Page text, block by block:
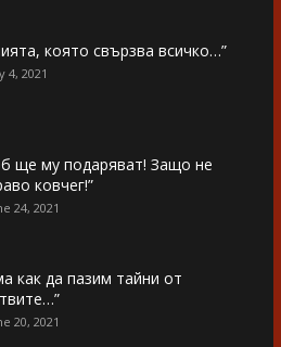
която свързва всичко…”
4, 2021
ще му подаряват! Защо не
ковчег!”
24, 2021
как да пазим тайни от
20, 2021